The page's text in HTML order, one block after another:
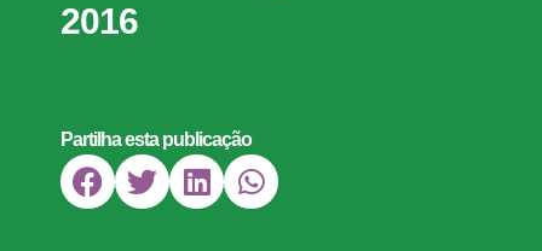
2016
Partilha esta publicação